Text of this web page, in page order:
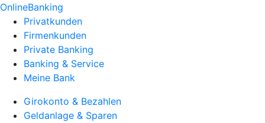
OnlineBanking
Privatkunden
Firmenkunden
Private Banking
Banking & Service
Meine Bank
Girokonto & Bezahlen
Geldanlage & Sparen